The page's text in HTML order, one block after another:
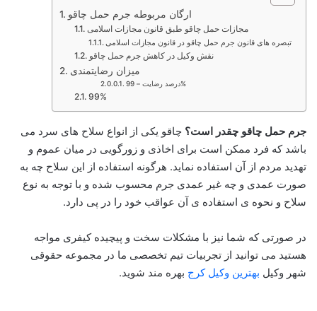
ارگان مربوطه جرم حمل چاقو
مجازات حمل چاقو طبق قانون مجازات اسلامی
تبصره های قانون جرم حمل چاقو در قانون مجازات اسلامی
نقش وکیل در کاهش جرم حمل چاقو
میزان رضایتمندی
درصد رضایت – 99%
99%
جرم حمل چاقو چقدر است؟ چاقو یکی از انواع سلاح های سرد می
باشد که فرد ممکن است برای اخاذی و زورگویی در میان عموم و
تهدید مردم از آن استفاده نماید. هرگونه استفاده از این سلاح چه به
صورت عمدی و چه غیر عمدی جرم محسوب شده و با توجه به نوع
سلاح و نحوه ی استفاده ی آن عواقب خود را در پی دارد.
در صورتی که شما نیز با مشکلات سخت و پیچیده کیفری مواجه
هستید می توانید از تجربیات تیم تخصصی ما در مجموعه حقوقی
شهر وکیل بهترین وکیل کرج بهره مند شوید.